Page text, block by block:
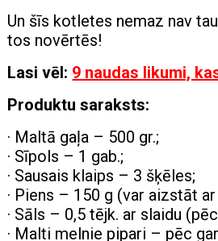
Un šīs kotletes nemaz nav
tos novērtēs!
Lasi vēl: 9 naudas likumi,
Produktu saraksts:
· Maltā gaļa – 500 gr.;
· Sīpols – 1 gab.;
· Sausais klaips – 3 šķēles;
· Piens – 150 g (var aizstāt
· Sāls – 0,5 tējk. ar slaidu
· Malti melnie pipari – pēc